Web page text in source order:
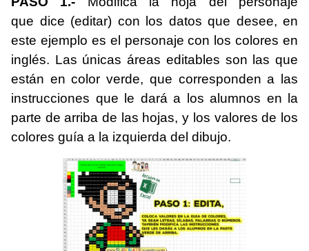
que dice (editar) con los datos que desee, en
este ejemplo es el personaje con los colores en
inglés. Las únicas áreas editables son las que
están en color verde, que corresponden a las
instrucciones que le dará a los alumnos en la
parte de arriba de las hojas, y los valores de los
colores guía a la izquierda del dibujo.